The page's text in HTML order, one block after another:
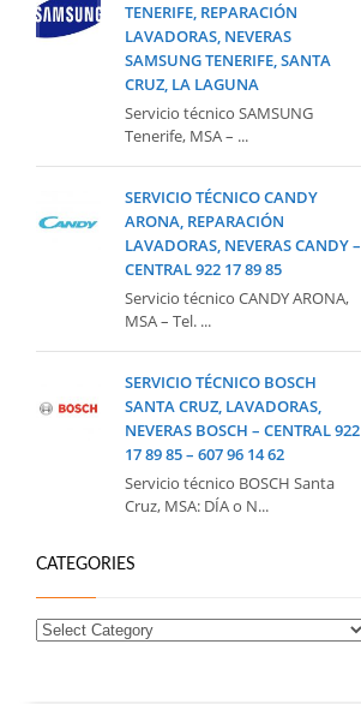
TENERIFE, REPARACIÓN
LAVADORAS, NEVERAS
SAMSUNG TENERIFE, SANTA
CRUZ, LA LAGUNA
Servicio técnico SAMSUNG
Tenerife, MSA – ...
SERVICIO TÉCNICO CANDY
ARONA, REPARACIÓN
LAVADORAS, NEVERAS CANDY –
CENTRAL 922 17 89 85
Servicio técnico CANDY ARONA,
MSA – Tel. ...
SERVICIO TÉCNICO BOSCH
SANTA CRUZ, LAVADORAS,
NEVERAS BOSCH – CENTRAL 922
17 89 85 – 607 96 14 62
Servicio técnico BOSCH Santa
Cruz, MSA: DÍA o N...
CATEGORIES